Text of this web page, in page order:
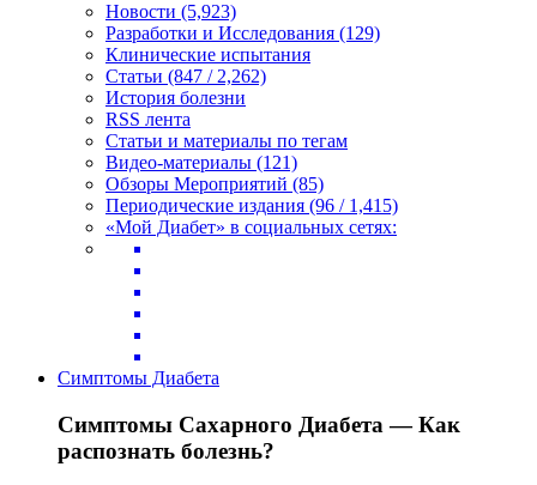
Новости (5,923)
Разработки и Исследования (129)
Клинические испытания
Статьи (847 / 2,262)
История болезни
RSS лента
Статьи и материалы по тегам
Видео-материалы (121)
Обзоры Мероприятий (85)
Периодические издания (96 / 1,415)
«Мой Диабет» в социальных сетях:
Симптомы Диабета
Симптомы Сахарного Диабета — Как
распознать болезнь?